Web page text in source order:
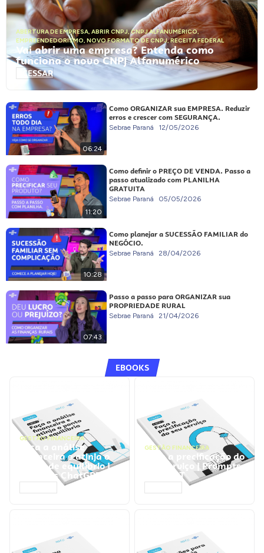
ABERTURA DE EMPRESA, ABRIR CNPJ,CNPJ ALFANUMÉRICO,
EMPREENDEDORISMO, NOVO FORMATO DE CNPJ,RECEITA FEDERAL
Vai abrir uma empresa? Entenda como
funciona o novo CNPJ Alfanumérico
ACESSAR
06:24
Como ORGANIZAR sua EMPRESA. Reduzir
erros e crescer com SEGURANÇA.
Sebrae Paraná 12/05/2026
11:20
Como definir o PREÇO DE VENDA. Passo a
passo atualizado com PLANILHA
GRATUITA
Sebrae Paraná 05/05/2026
10:28
Como planejar a SUCESSÃO FAMILIAR do
NEGÓCIO.
Sebrae Paraná 28/04/2026
07:43
Passo a passo para ORGANIZAR sua
PROPRIEDADE RURAL
Sebrae Paraná 21/04/2026
EBOOKS
GESTÃO FINANCEIRA
Faça a análise
financeira e atinja o
ponto de equilíbrio |
Prompts ChatGPT
GESTÃO FINANCEIRA
Faça a precificação do
seu serviço | Prompts
ChatGPT